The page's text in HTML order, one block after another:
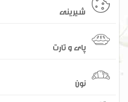
شیرینی
پای و تارت
نون